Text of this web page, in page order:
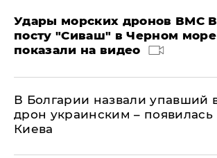
Удары морских дронов ВМС
посту "Сиваш" в Черном море
показали на видео
В Болгарии назвали упавший
дрон украинским – появилась
Киева